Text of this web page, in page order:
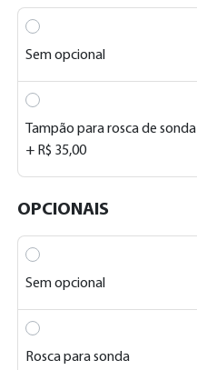
Sem opcional
Tampão para rosca de sonda
+ R$ 35,00
OPCIONAIS
Sem opcional
Rosca para sonda